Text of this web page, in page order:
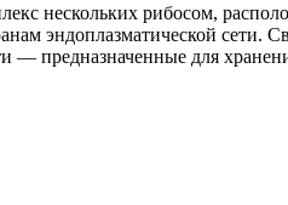
нескольких рибосом,
эндоплазматической сети.
— предназначенные для